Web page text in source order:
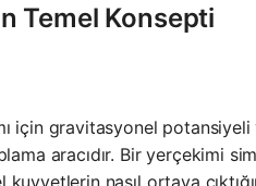
Temel Konsepti
için gravitasyonel
aracıdır. Bir yerçekimi
nasıl ortaya